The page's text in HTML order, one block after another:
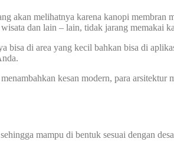
akan melihatnya karena kanopi membran
dan lain – lain, tidak jarang memakai
bisa di area yang kecil bahkan bisa di
kesan modern, para
mampu di bentuk sesuai dengan